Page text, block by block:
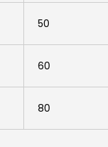
50
60
80